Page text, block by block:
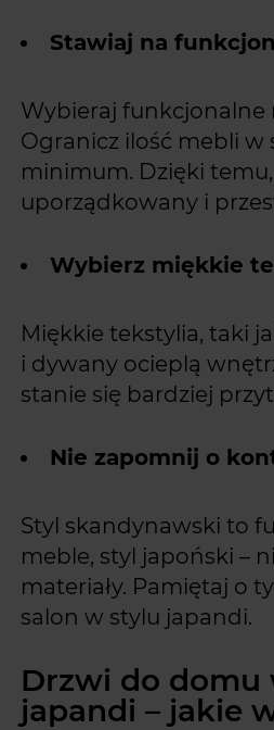
Stawiaj na
Wybieraj funkcjonalne
Ogranicz ilość mebli w
minimum. Dzięki
uporządkowany i
Wybierz miękkie
Miękkie tekstylia, taki
i dywany ocieplą
stanie się bardziej
Nie zapomnij o
Styl skandynawski to
meble, styl japoński –
materiały. Pamiętaj o
salon w stylu japandi.
Drzwi do domu
japandi – jakie